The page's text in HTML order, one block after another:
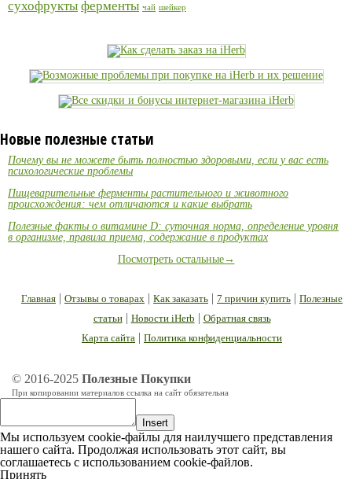
сухофрукты ферменты чай шейкер
Новые полезные статьи
Почему вы не можете быть полностью здоровыми, если у вас есть
психологические проблемы
Пищеварительные ферменты растительного и животного
происхождения: чем отличаются и какие выбрать
Полезные факты о витамине D: суточная норма, определение уровня
в организме, правила приема, содержание в продуктах
Посмотреть остальные→
Главная | Отзывы о товарах | Как заказать | 7 причин купить | Полезные
статьи| Новости iHerb | Обратная связь
Карта сайта | Политика конфиденциальности
© 2016-2025 Полезные Покупки
При копировании материалов ссылка на сайт обязательна
Insert
Мы используем cookie-файлы для наилучшего представления
нашего сайта. Продолжая использовать этот сайт, вы
соглашаетесь с использованием cookie-файлов.
Принять